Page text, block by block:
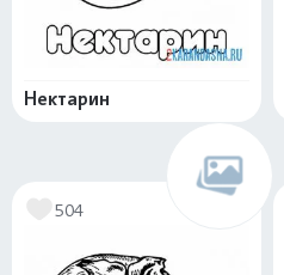
Нектарин
504